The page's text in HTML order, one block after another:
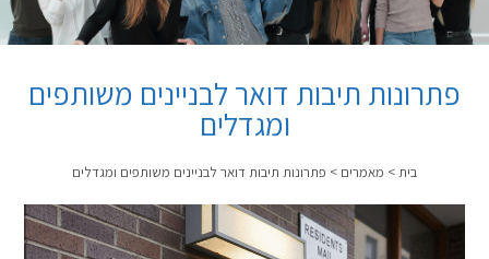
פתרונות תיבות דואר לבניינים משותפים
ומגדלים
בית> מאמרים > פתרונות תיבות דואר לבניינים משותפים ומגדלים